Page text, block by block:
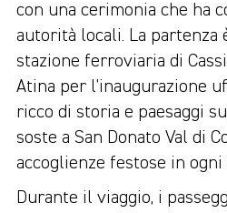
con una cerimonia che ha
autorità locali. La partenza
stazione ferroviaria di
Atina per l’inaugurazione
ricco di storia e paesaggi
soste a San Donato Val di
accoglienze festose in ogni
Durante il viaggio, i